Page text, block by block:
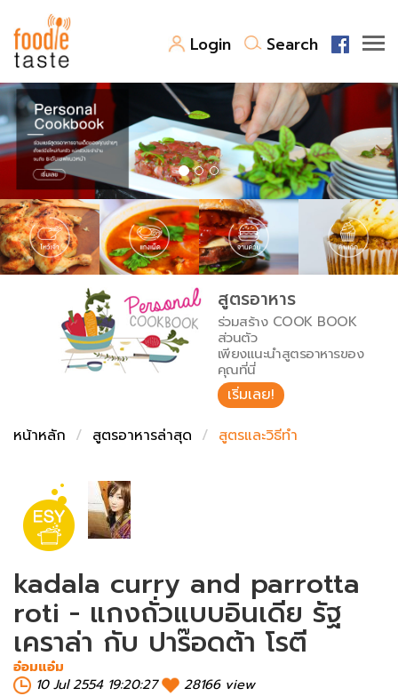
Login Search
สูตรอาหาร
สูตรอาหารล่าสุด
Top Foodie
พาไปชิม
สารพันก้นครัว
เคล็ดลับน่ารู้
เปรียบเทียบหน่วยการตวง
เปรียบเทียบอุณหภูมิ
เปรียบเทียบน้ำหนักวัตถุดิบ
FoodPedia
สร้าง Cookbook
สูตรอาหาร
ร่วมสร้าง COOK BOOK
ส่วนตัว
เพียงแนะนำสูตรอาหารของ
คุณที่นี่
เริ่มเลย!
หน้าหลัก
สูตรอาหารล่าสุด สูตรและวิธีทำ
kadala curry and parrotta
roti - แกงถั่วแบบอินเดีย รัฐ
เคราล่า กับ ปาร๊อดต้า โรตี
อ๋อมแอ๋ม
10 Jul 2554 19:20:27
28166 view